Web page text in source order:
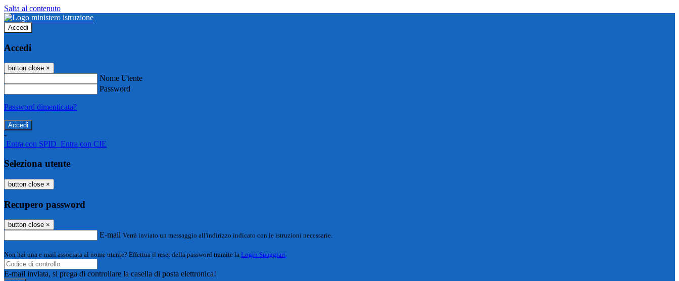
Salta al contenuto
Accedi
Accedi
button close ×
Nome Utente
Password
Password dimenticata?
-
Entra con SPID Entra con CIE
Seleziona utente
button close ×
Recupero password
button close ×
E-mail Verrà inviato un messaggio all'indirizzo indicato con le istruzioni necessarie.
Non hai una e-mail associata al nome utente? Effettua il reset della password tramite la Login Spaggiari
E-mail inviata, si prega di controllare la casella di posta elettronica!